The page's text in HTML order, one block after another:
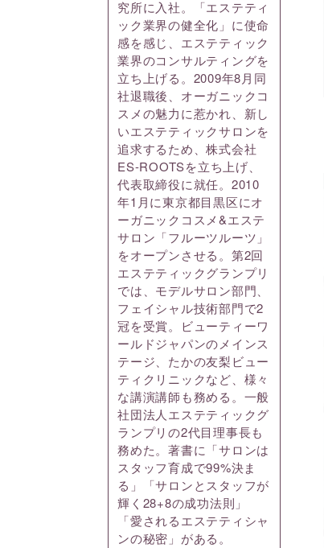
究所に入社。「エステティ
ック業界の健全化」に使命
感を感じ、エステティック
業界のコンサルティングを
立ち上げる。2009年8月同
社退職後、オーガニックコ
スメの魅力に惹かれ、新し
いエステティックサロンを
追求するため、株式会社
ES-ROOTSを立ち上げ、
代表取締役に就任。2010
年1月に東京都目黒区にオ
ーガニックコスメ&エステ
サロン「フルーツルーツ」
をオープンさせる。第2回
エステティックグランプリ
では、モデルサロン部門、
フェイシャル技術部門で2
冠を受賞。ビューティーワ
ールドジャパンのメインス
テージ、たかの友梨ビュー
ティクリニックなど、様々
な講演講師も務める。一般
社団法人エステティックグ
ランプリの2代目理事長も
務めた。著書に「サロンは
スタッフ育成で99%決ま
る」「サロンとスタッフが
輝く28+8の成功法則」
「愛されるエステティシャ
ンの秘密」がある。